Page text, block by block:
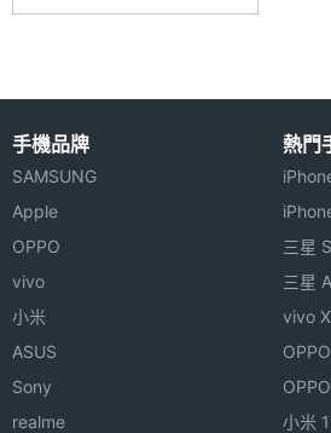
又堅固的防護體驗。另外，小米
等音訊新品。
手機品牌
SAMSUNG
Apple
OPPO
vivo
小米
ASUS
Sony
realme
熱門
三星
三星
vivo
小米